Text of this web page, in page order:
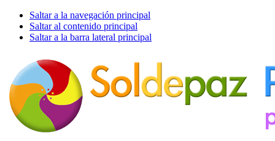
Saltar a la navegación principal
Saltar al contenido principal
Saltar a la barra lateral principal